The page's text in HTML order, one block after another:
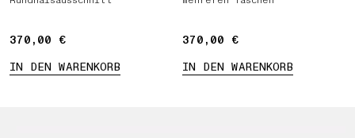
370,00 €
370,00 €
IN DEN WARENKORB
370,00 €
370,00 €
IN DEN WARENKORB